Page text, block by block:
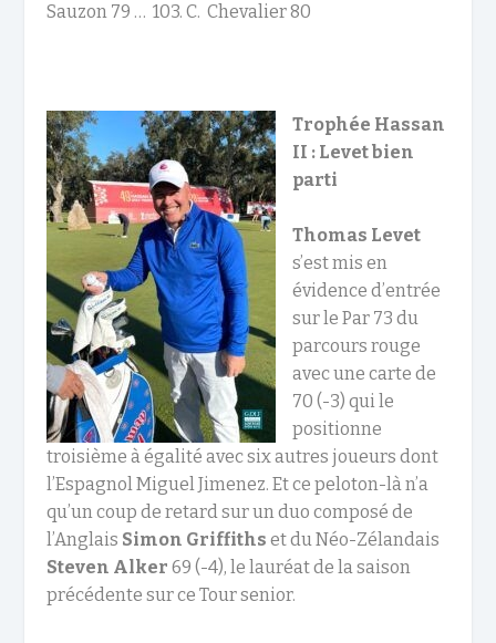
Sauzon 79 … 103. C. Chevalier 80
Trophée Hassan
II : Levet bien
parti
Thomas Levet
s’est mis en
évidence d’entrée
sur le Par 73 du
parcours rouge
avec une carte de
70 (-3) qui le
positionne
troisième à égalité avec six autres joueurs dont
l’Espagnol Miguel Jimenez. Et ce peloton-là n’a
qu’un coup de retard sur un duo composé de
l’Anglais Simon Griffiths et du Néo-Zélandais
Steven Alker 69 (-4), le lauréat de la saison
précédente sur ce Tour senior.